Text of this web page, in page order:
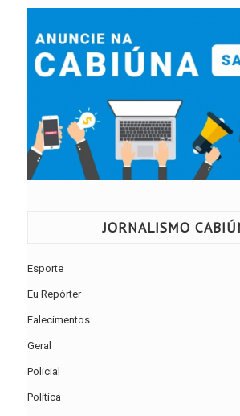
JORNALISMO
Esporte
Eu Repórter
Falecimentos
Geral
Policial
Política